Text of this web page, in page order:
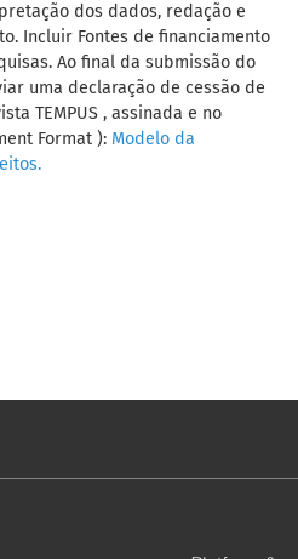
dos dados, redação e
Incluir Fontes de financiamento
Ao final da submissão do
uma declaração de cessão de
TEMPUS , assinada e no
Format ): Modelo da